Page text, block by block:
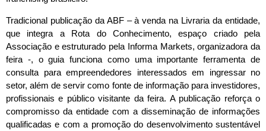
Tradicional publicação da ABF – à venda na Livraria da entidade,
que integra a Rota do Conhecimento, espaço criado pela
Associação e estruturado pela Informa Markets, organizadora da
feira -, o guia funciona como uma importante ferramenta de
consulta para empreendedores interessados em ingressar no
setor, além de servir como fonte de informação para investidores,
profissionais e público visitante da feira. A publicação reforça o
compromisso da entidade com a disseminação de informações
qualificadas e com a promoção do desenvolvimento sustentável